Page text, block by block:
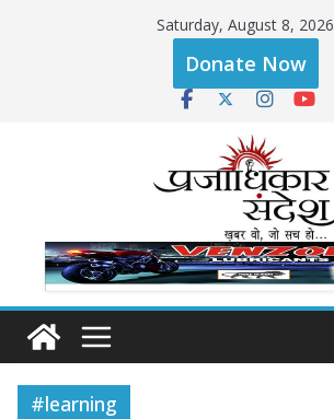
Saturday, August 8, 2026
Donate Now
#learning